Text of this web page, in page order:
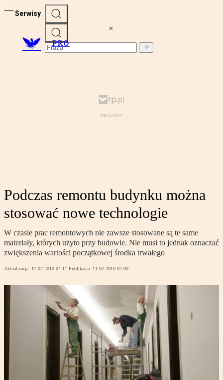
Serwisy
PRO
Podczas remontu budynku można
stosować nowe technologie
W czasie prac remontowych nie zawsze stosowane są te same
materiały, których użyto przy budowie. Nie musi to jednak oznaczać
zwiększenia wartości początkowej środka trwałego
Aktualizacja: 11.02.2010 04:11 Publikacja: 11.02.2010 02:00